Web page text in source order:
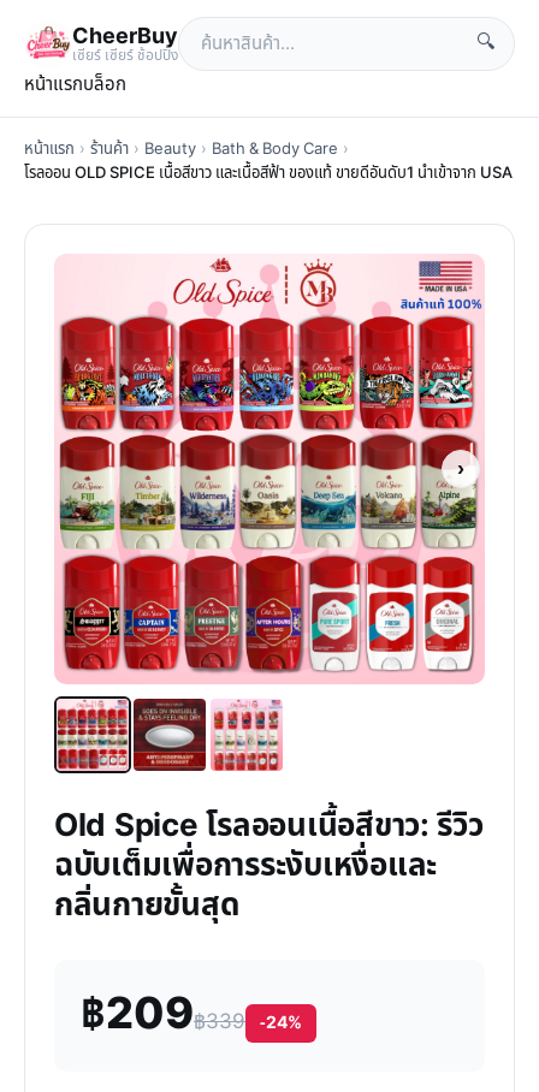
CheerBuy
เซียร์ เซียร์ ช้อปปิ้ง
🔍
หน้าแรกบล็อก
หน้าแรก › ร้านค้า › Beauty › Bath & Body Care ›
โรลออน OLD SPICE เนื้อสีขาว และเนื้อสีฟ้า ของแท้ ขายดีอันดับ1 นำเข้าจาก USA
›
Old Spice โรลออนเนื้อสีขาว: รีวิว
ฉบับเต็มเพื่อการระงับเหงื่อและ
กลิ่นกายขั้นสุด
฿209฿339 -24%